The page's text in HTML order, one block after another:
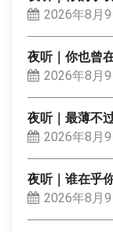
2026年8月9
夜听｜你也曾
2026年8月9
夜听｜最薄不
2026年8月9
夜听｜谁在乎
2026年8月9